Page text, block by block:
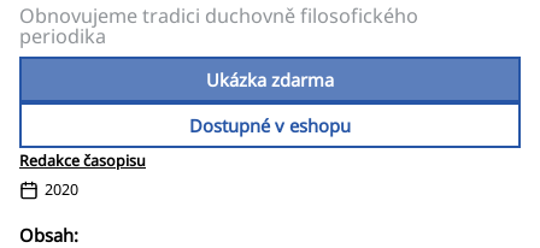
Obnovujeme tradici duchovně filosofického
periodika
Ukázka zdarma
Dostupné v eshopu
Redakce časopisu
2020
Obsah: